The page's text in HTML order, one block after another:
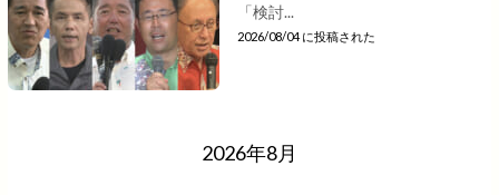
「検討...
2026/08/04 に投稿された
2026年8月